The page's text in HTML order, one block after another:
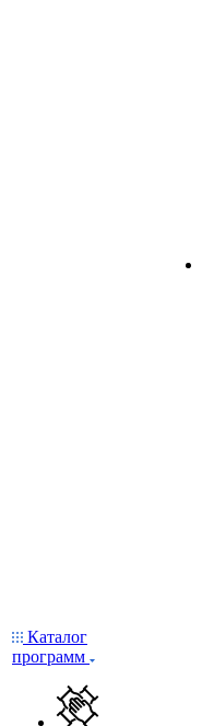
Каталог
программ